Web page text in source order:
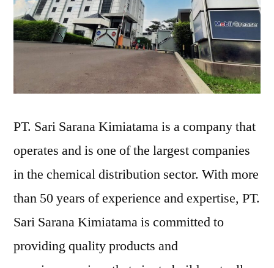
PT. Sari Sarana Kimiatama is a company that
operates and is one of the largest companies
in the chemical distribution sector. With more
than 50 years of experience and expertise, PT.
Sari Sarana Kimiatama is committed to
providing quality products and